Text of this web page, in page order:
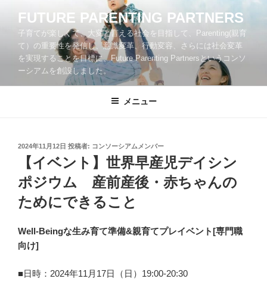
FUTURE PARENTING PARTNERS
子育てが楽しくて、大変と言える社会を目指して、Parenting(親育
て）の重要性を発信し、意識変革、行動変容、さらには社会変革
を実現することを目標に、Future Parenting Partnersというコンソ
ーシアムを創設しました。
メニュー
投
2024年11月12日 投稿者: コンソーシアムメンバー
【イベント】世界早産児デイシン
ポジウム 産前産後・赤ちゃんの
ためにできること
Well-Beingな生み育て準備&親育てプレイベント[専門職
向け]
■日時：2024年11月17日（日）19:00-20:30